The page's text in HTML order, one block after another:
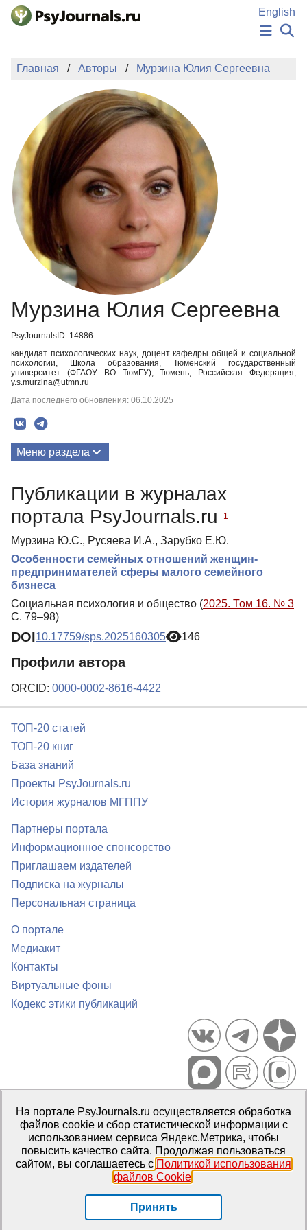
Перейти к основному содержанию
English
НОВОСТИ
АВТОРЫ
ПОДАТЬ РУКОПИСЬ
БАЗА ЗНАНИЙ
КЛЮЧЕВЫЕ СЛОВА
Регистрация
Главная Авторы Мурзина Юлия Сергеевна
Мурзина Юлия Сергеевна
PsyJournalsID: 14886
кандидат психологических наук, доцент кафедры общей и социальной
психологии, Школа образования, Тюменский государственный
университет (ФГАОУ ВО ТюмГУ), Тюмень, Российская Федерация,
y.s.murzina@utmn.ru
Дата последнего обновления: 06.10.2025
Меню раздела
Публикации в журналах
портала PsyJournals.ru
1
Мурзина Ю.С., Русяева И.А., Зарубко Е.Ю.
Особенности семейных отношений женщин-
предпринимателей сферы малого семейного
бизнеса
Социальная психология и общество (2025. Том 16. № 3
С. 79–98)
DOI10.17759/sps.2025160305 146
Профили автора
ORCID: 0000-0002-8616-4422
ТОП-20 статей
ТОП-20 книг
База знаний
Проекты PsyJournals.ru
История журналов МГППУ
Партнеры портала
Информационное спонсорство
Приглашаем издателей
Подписка на журналы
Персональная страница
О портале
Медиакит
Контакты
Виртуальные фоны
Кодекс этики публикаций
Портал психологических изданий PsyJournals.ru, 2007–2026
Правила использования материалов
Свидетельство регистрации СМИЭл № ФС77-66447 от 14 июля
2016 г.
Издатель: ФГБОУ ВО МГППУ
На портале PsyJournals.ru осуществляется обработка
файлов cookie и сбор статистической информации с
использованием сервиса Яндекс.Метрика, чтобы
повысить качество сайта. Продолжая пользоваться
сайтом, вы соглашаетесь с Политикой использования
файлов Cookie.
Принять